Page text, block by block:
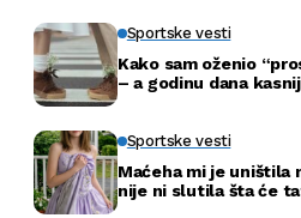
Sportske vesti
Kako sam oženio
– a godinu dana
Sportske vesti
Maćeha mi je
nije ni slutila šta će